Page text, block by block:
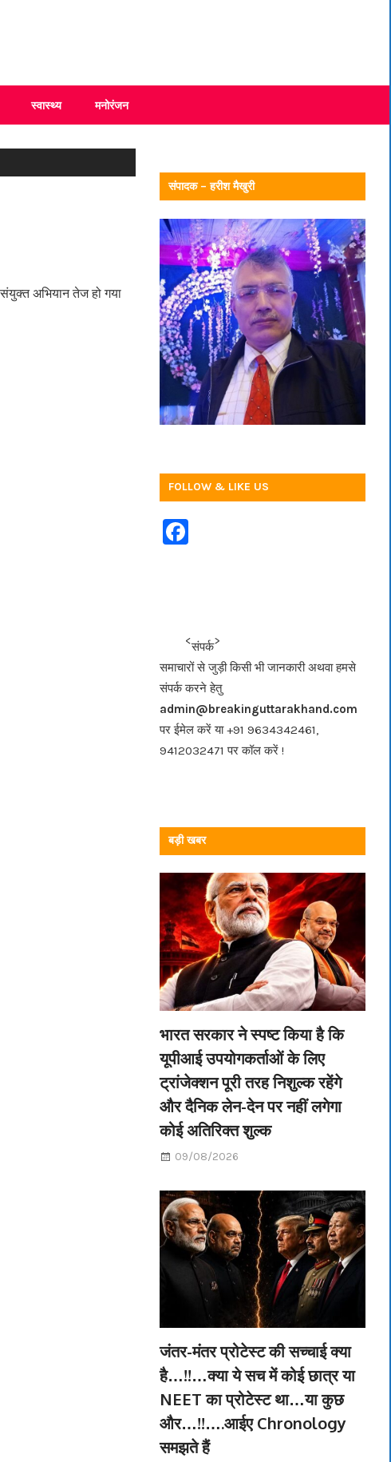
स्वास्थ्य मनोरंजन
अभियान तेज हो गया
संपादक – हरीश मैखुरी
FOLLOW & LIKE US
F
b
o
o
k
संपर्क
समाचारों से जुड़ी किसी भी जानकारी अथवा हमसे
संपर्क करने हेतु
admin@breakinguttarakhand.com
पर ईमेल करें या +91 9634342461,
9412032471 पर कॉल करें !
बड़ी खबर
भारत सरकार ने स्पष्ट किया है कि
यूपीआई उपयोगकर्ताओं के लिए
ट्रांजेक्शन पूरी तरह निशुल्क रहेंगे
और दैनिक लेन-देन पर नहीं लगेगा
कोई अतिरिक्त शुल्क
09/08/2026
जंतर-मंतर प्रोटेस्ट की सच्चाई क्या
है…!!…क्या ये सच में कोई छात्र या
NEET का प्रोटेस्ट था…या कुछ
और…!!….आईए Chronology
समझते हैं